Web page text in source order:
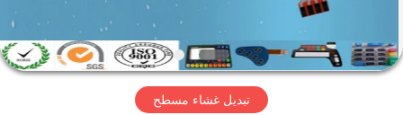
معلومات
عنا
تبديل غشاء مسطح